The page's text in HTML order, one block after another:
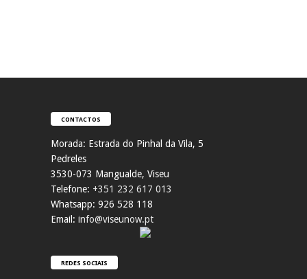
CONTACTOS
Morada: Estrada do Pinhal da Vila, 5
Pedreles
3530-073 Mangualde, Viseu
Telefone: +351 232 617 013
Whatsapp: 926 528 118
Email: info@viseunow.pt
REDES SOCIAIS